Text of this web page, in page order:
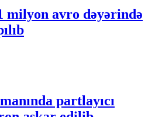
milyon avro dəyərində
partlayıcı